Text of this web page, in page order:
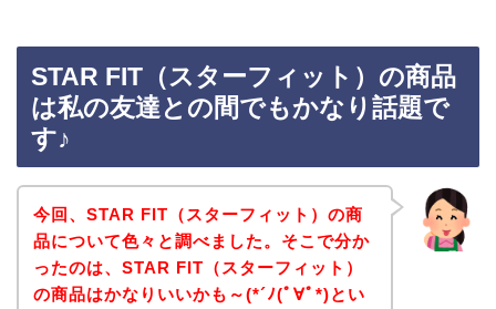
STAR FIT（スターフィット）の商品
は私の友達との間でもかなり話題で
す♪
今回、STAR FIT（スターフィット）の商
品について色々と調べました。そこで分か
ったのは、STAR FIT（スターフィット）
の商品はかなりいいかも～(*´ﾉ(ﾟ∀ﾟ*)とい